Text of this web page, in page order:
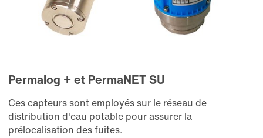
Permalog + et PermaNET SU
Ces capteurs sont employés sur le réseau de
distribution d'eau potable pour assurer la
prélocalisation des fuites.